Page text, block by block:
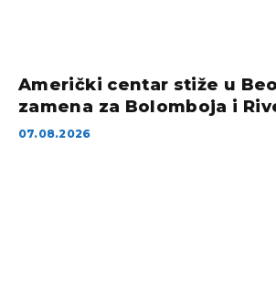
Američki centar stiže u
zamena za Bolomboja i
07.08.2026